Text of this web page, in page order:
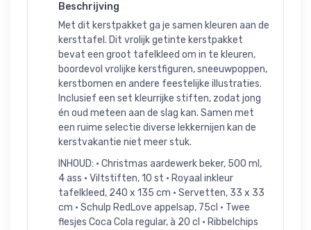
Beschrijving
Met dit kerstpakket ga je samen kleuren aan de
kersttafel. Dit vrolijk getinte kerstpakket
bevat een groot tafelkleed om in te kleuren,
boordevol vrolijke kerstfiguren, sneeuwpoppen,
kerstbomen en andere feestelijke illustraties.
Inclusief een set kleurrijke stiften, zodat jong
én oud meteen aan de slag kan. Samen met
een ruime selectie diverse lekkernijen kan de
kerstvakantie niet meer stuk.
INHOUD: • Christmas aardewerk beker, 500 ml,
4 ass • Viltstiften, 10 st • Royaal inkleur
tafelkleed, 240 x 135 cm • Servetten, 33 x 33
cm • Schulp RedLove appelsap, 75cl • Twee
flesjes Coca Cola regular, à 20 cl • Ribbelchips